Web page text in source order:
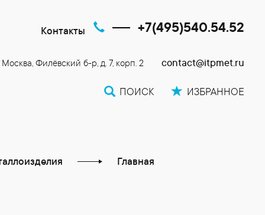
Контакты +7(495)540.54.52
Москва, Филёвский б-р, д. 7, корп. 2 contact@itpmet.ru
ПОИСК ИЗБРАННОЕ
Главная